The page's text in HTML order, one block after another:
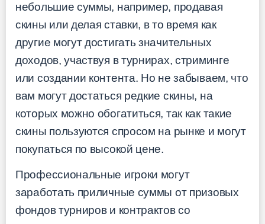
небольшие суммы, например, продавая
скины или делая ставки, в то время как
другие могут достигать значительных
доходов, участвуя в турнирах, стриминге
или создании контента. Но не забываем, что
вам могут достаться редкие скины, на
которых можно обогатиться, так как такие
скины пользуются спросом на рынке и могут
покупаться по высокой цене.
Профессиональные игроки могут
заработать приличные суммы от призовых
фондов турниров и контрактов со